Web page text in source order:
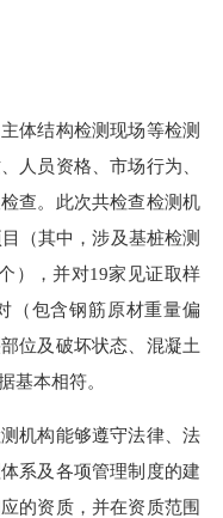
结构检测现场等检测
人员资格、市场行为、
查。此次共检查检测机
（其中，涉及基桩检测
），并对19家见证取样
（包含钢筋原材重量偏
位及破坏状态、混凝土
基本相符。
机构能够遵守法律、法
系及各项管理制度的建
的资质，并在资质范围